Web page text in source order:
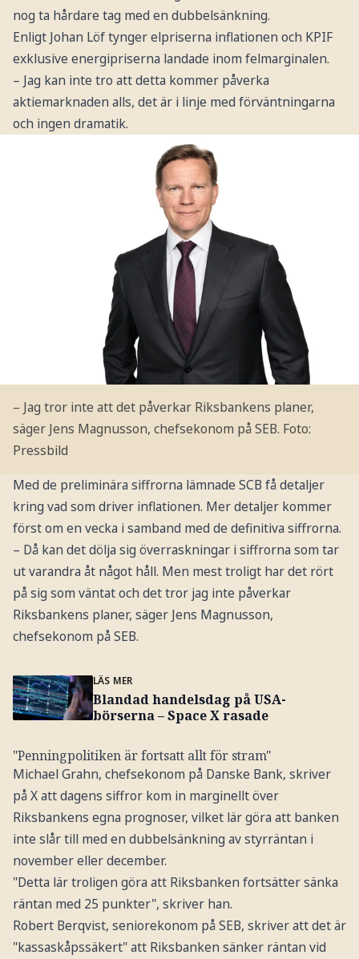
nog ta hårdare tag med en dubbelsänkning.
Enligt Johan Löf tynger elpriserna inflationen och KPIF
exklusive energipriserna landade inom felmarginalen.
– Jag kan inte tro att detta kommer påverka
aktiemarknaden alls, det är i linje med förväntningarna
och ingen dramatik.
– Jag tror inte att det påverkar Riksbankens planer,
säger Jens Magnusson, chefsekonom på SEB. Foto:
Pressbild
Med de preliminära siffrorna lämnade SCB få detaljer
kring vad som driver inflationen. Mer detaljer kommer
först om en vecka i samband med de definitiva siffrorna.
– Då kan det dölja sig överraskningar i siffrorna som tar
ut varandra åt något håll. Men mest troligt har det rört
på sig som väntat och det tror jag inte påverkar
Riksbankens planer, säger Jens Magnusson,
chefsekonom på SEB.
LÄS MER
Blandad handelsdag på USA-
börserna – Space X rasade
"Penningpolitiken är fortsatt allt för stram"
Michael Grahn, chefsekonom på Danske Bank, skriver
på X att dagens siffror kom in marginellt över
Riksbankens egna prognoser, vilket lär göra att banken
inte slår till med en dubbelsänkning av styrräntan i
november eller december.
"Detta lär troligen göra att Riksbanken fortsätter sänka
räntan med 25 punkter", skriver han.
Robert Berqvist, seniorekonom på SEB, skriver att det är
"kassaskåpssäkert" att Riksbanken sänker räntan vid